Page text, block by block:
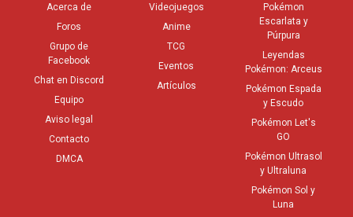
Acerca de
Foros
Grupo de
Facebook
Chat en Discord
Equipo
Aviso legal
Contacto
DMCA
Videojuegos
Anime
TCG
Eventos
Artículos
Pokémon
Escarlata y
Púrpura
Leyendas
Pokémon: Arceus
Pokémon Espada
y Escudo
Pokémon Let's
GO
Pokémon Ultrasol
y Ultraluna
Pokémon Sol y
Luna